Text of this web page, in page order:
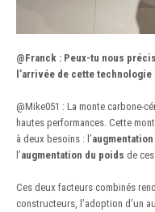
@Franck : Peux-tu nous
l’arrivée de cette technologie
@Mike051 : La monte carbone-
hautes performances. Cette
à deux besoins : l’
l’augmentation du poids de
Ces deux facteurs combinés
constructeurs, l’adoption d’un